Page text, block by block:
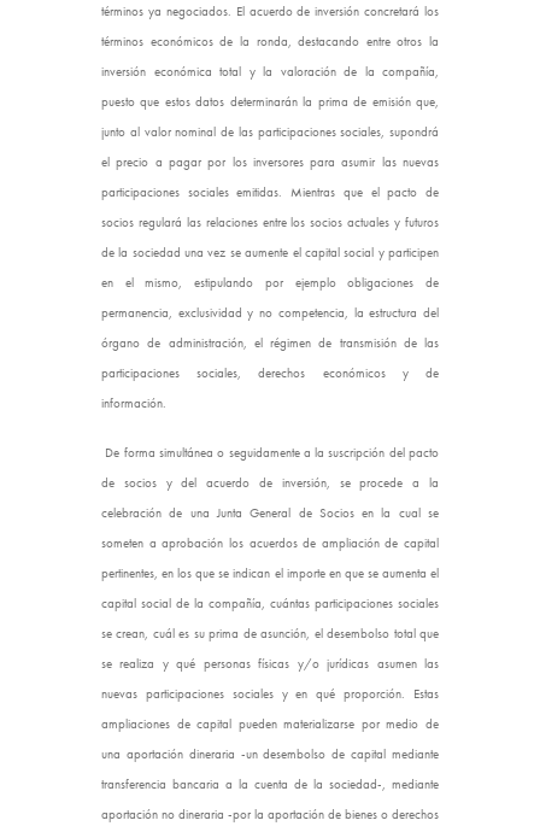
términos ya negociados. El acuerdo de inversión concretará los
términos económicos de la ronda, destacando entre otros la
inversión económica total y la valoración de la compañía,
puesto que estos datos determinarán la prima de emisión que,
junto al valor nominal de las participaciones sociales, supondrá
el precio a pagar por los inversores para asumir las nuevas
participaciones sociales emitidas. Mientras que el pacto de
socios regulará las relaciones entre los socios actuales y futuros
de la sociedad una vez se aumente el capital social y participen
en el mismo, estipulando por ejemplo obligaciones de
permanencia, exclusividad y no competencia, la estructura del
órgano de administración, el régimen de transmisión de las
participaciones sociales, derechos económicos y de
información.
De forma simultánea o seguidamente a la suscripción del pacto
de socios y del acuerdo de inversión, se procede a la
celebración de una Junta General de Socios en la cual se
someten a aprobación los acuerdos de ampliación de capital
pertinentes, en los que se indican el importe en que se aumenta el
capital social de la compañía, cuántas participaciones sociales
se crean, cuál es su prima de asunción, el desembolso total que
se realiza y qué personas físicas y/o jurídicas asumen las
nuevas participaciones sociales y en qué proporción. Estas
ampliaciones de capital pueden materializarse por medio de
una aportación dineraria -un desembolso de capital mediante
transferencia bancaria a la cuenta de la sociedad-, mediante
aportación no dineraria -por la aportación de bienes o derechos